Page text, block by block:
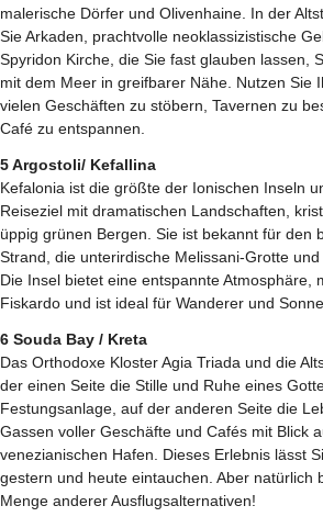
malerische Dörfer und Olivenhaine. In der
Sie Arkaden, prachtvolle neoklassizistische
Spyridon Kirche, die Sie fast glauben lassen,
mit dem Meer in greifbarer Nähe. Nutzen Sie
vielen Geschäften zu stöbern, Tavernen zu
Café zu entspannen.
5 Argostoli/ Kefallina
Kefalonia ist die größte der Ionischen Inseln
Reiseziel mit dramatischen Landschaften,
üppig grünen Bergen. Sie ist bekannt für den
Strand, die unterirdische Melissani-Grotte
Die Insel bietet eine entspannte Atmosphäre,
Fiskardo und ist ideal für Wanderer und
6 Souda Bay / Kreta
Das Orthodoxe Kloster Agia Triada und die
der einen Seite die Stille und Ruhe eines
Festungsanlage, auf der anderen Seite die
Gassen voller Geschäfte und Cafés mit Blick
venezianischen Hafen. Dieses Erlebnis lässt
gestern und heute eintauchen. Aber natürlich
Menge anderer Ausflugsalternativen!